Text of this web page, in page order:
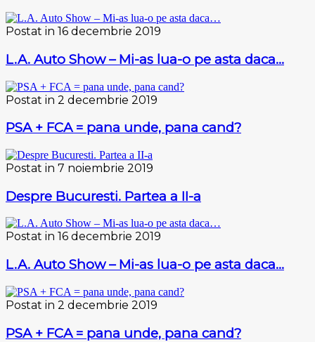
Postat in 16 decembrie 2019
L.A. Auto Show – Mi-as lua-o pe asta daca…
Postat in 2 decembrie 2019
PSA + FCA = pana unde, pana cand?
Postat in 7 noiembrie 2019
Despre Bucuresti. Partea a II-a
Postat in 16 decembrie 2019
L.A. Auto Show – Mi-as lua-o pe asta daca…
Postat in 2 decembrie 2019
PSA + FCA = pana unde, pana cand?